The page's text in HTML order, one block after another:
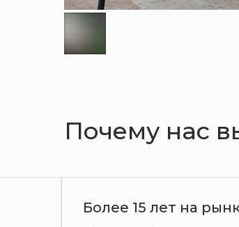
Кухни
Почему нас
Гарантия до 3 лет